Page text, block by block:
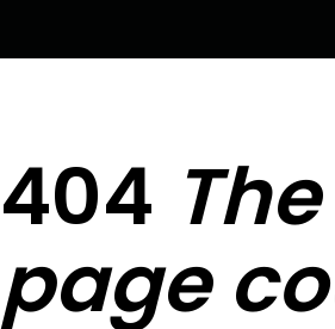
404 The
page